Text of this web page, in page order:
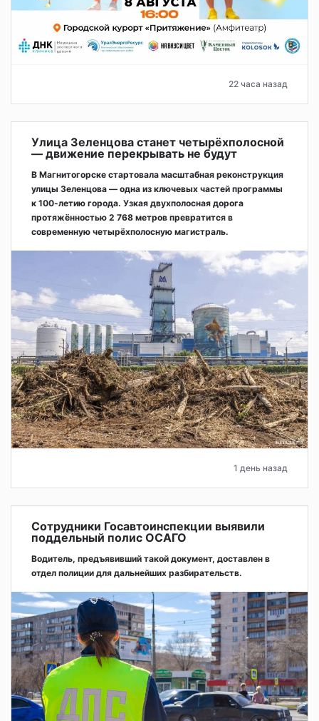
22 часа назад
Улица Зеленцова станет четырёхполосной
— движение перекрывать не будут
В Магнитогорске стартовала масштабная реконструкция
улицы Зеленцова — одна из ключевых частей программы
к 100-летию города. Узкая двухполосная дорога
протяжённостью 2 768 метров превратится в
современную четырёхполосную магистраль.
1 день назад
Сотрудники Госавтоинспекции выявили
поддельный полис ОСАГО
Водитель, предъявивший такой документ, доставлен в
отдел полиции для дальнейших разбирательств.